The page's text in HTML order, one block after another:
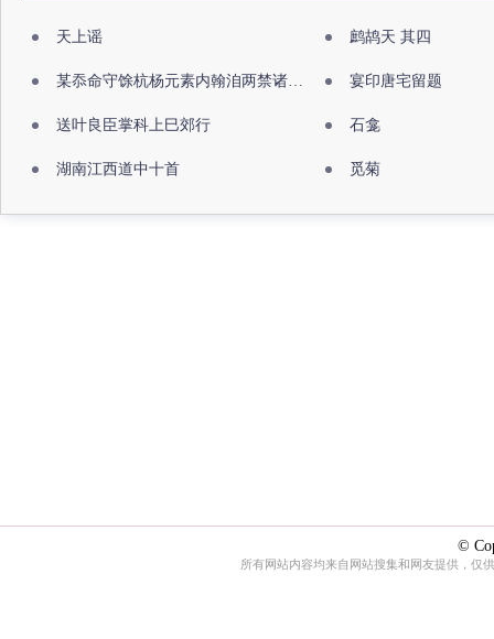
天上谣 鹧鸪天 其四
某忝命守馀杭杨元素内翰洎两禁诸公出祖佛寺 宴印唐宅留题
送叶良臣掌科上巳郊行 石龛
湖南江西道中十首 觅菊
©
所有网站内容均来自网站搜集和网友提供，仅